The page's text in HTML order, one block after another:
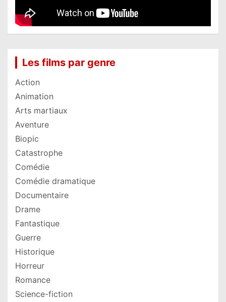
Les films par genre
Action
Animation
Arts martiaux
Aventure
Biopic
Catastrophe
Comédie
Comédie dramatique
Documentaire
Drame
Fantastique
Guerre
Historique
Horreur
Romance
Science-fiction